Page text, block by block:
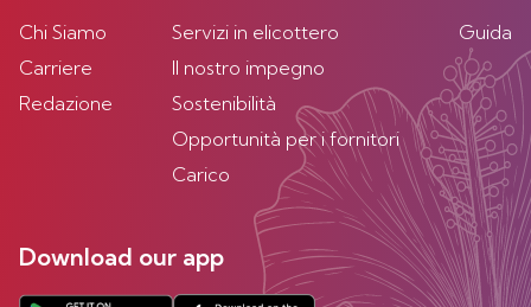
Chi Siamo
Carriere
Redazione
Servizi in elicottero
Il nostro impegno
Sostenibilità
Opportunità per i fornitori
Carico
Guida
Download our app